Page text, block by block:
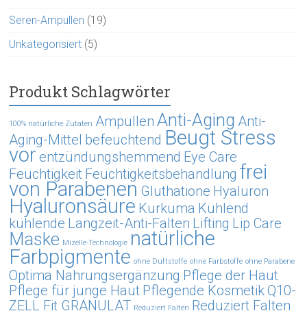
Seren-Ampullen (19)
Unkategorisiert (5)
Produkt Schlagwörter
100% natürliche Zutaten Ampullen Anti-Aging Anti-
Aging-Mittel befeuchtend Beugt Stress
vorentzündungshemmend Eye Care
Feuchtigkeit Feuchtigkeitsbehandlung frei
von Parabenen Gluthatione Hyaluron
Hyaluronsäure Kurkuma Kühlend
kühlende Langzeit-Anti-Falten Lifting Lip Care
Maske Mizelle-Technologie natürliche
Farbpigmente ohne Duftstoffe ohne Farbstoffe ohne Parabene
Optima Nahrungsergänzung Pflege der Haut
Pflege für junge Haut Pflegende KosmetikQ10-
ZELL Fit GRANULAT Reduziert Falten Reduziert Falten